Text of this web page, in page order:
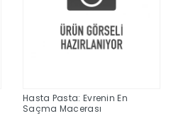
Hasta Pasta: Evrenin En
Saçma Macerası